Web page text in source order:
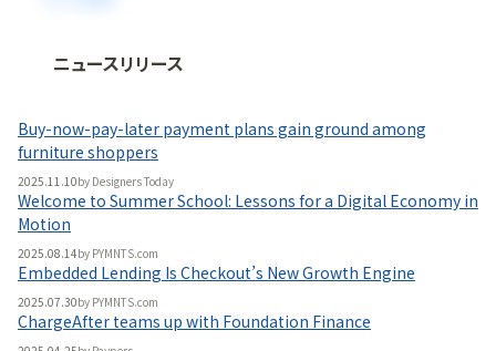
法人向け情報プラットフォーム
無料で使ってみる
ニュースリリース
Buy-now-pay-later payment plans gain ground among
furniture shoppers
2025.11.10by Designers Today
Welcome to Summer School: Lessons for a Digital Economy in
Motion
2025.08.14by PYMNTS.com
Embedded Lending Is Checkout’s New Growth Engine
2025.07.30by PYMNTS.com
ChargeAfter teams up with Foundation Finance